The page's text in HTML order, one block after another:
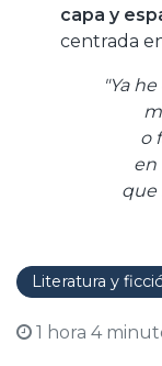
capa y
centrada
"Ya
o
en
que
Literatura y
1 hora 4